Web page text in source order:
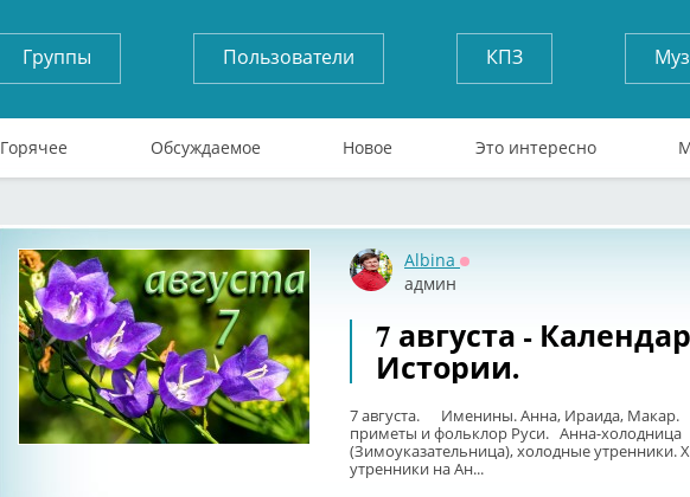
Группы Пользователи КПЗ
Горячее Обсуждаемое Новое Это интересно
Albina
админ
7 августа -
Истории.
7 августа. Именины. Анна, Ираида,
приметы и фольклор Руси. Анна-холодница
(Зимоуказательница), холодные утренники.
утренники на Ан...